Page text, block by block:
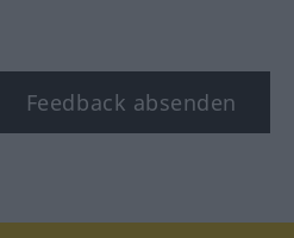
Feedback absenden